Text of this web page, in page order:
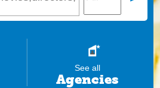
See all
Agencies